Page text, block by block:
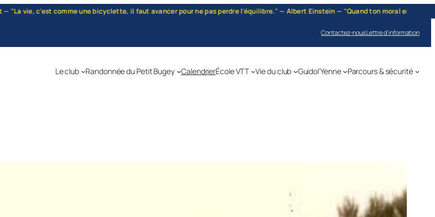
il faut avancer pour ne pas perdre l'équilibre." — Albert Einstein — "Quand ton moral est bas, quand le jour te paraît
Contactez-nousLettre d’information
Le club Randonnée du Petit Bugey CalendrierÉcole VTT Vie du club Guidol’Yenne Parcours & sécurité